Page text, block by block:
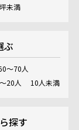
未満
ぶ
～70人
20人 10人未満
探す